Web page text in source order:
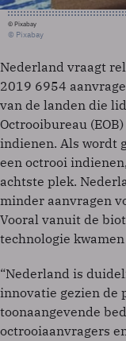
© Pixabay
© Pixabay
Nederland vraagt
2019 6954
van de landen die
Octrooibureau
indienen. Als wordt
een octrooi
achtste plek.
minder aanvragen
Vooral vanuit de
technologie
“Nederland is
innovatie gezien de
toonaangevende
octrooiaanvragers